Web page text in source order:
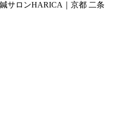
サロンHARICA｜京都 二条